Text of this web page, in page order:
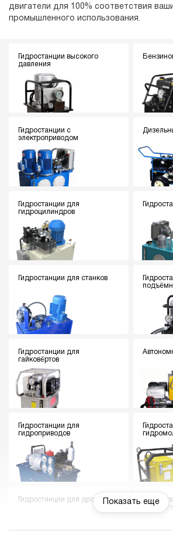
двигатели для 100% соответствия
промышленного использования.
Гидростанции высокого
давления
Гидростанции с
электроприводом
Гидростанции для
гидроцилиндров
Гидростанции для станков
Гидростанции для
гайковёртов
Гидростанции для
гидроприводов
Гидростанции для дровоколаПоказать еще